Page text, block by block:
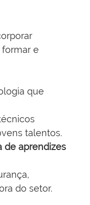
e
que
talentos.
de aprendizes
do setor.